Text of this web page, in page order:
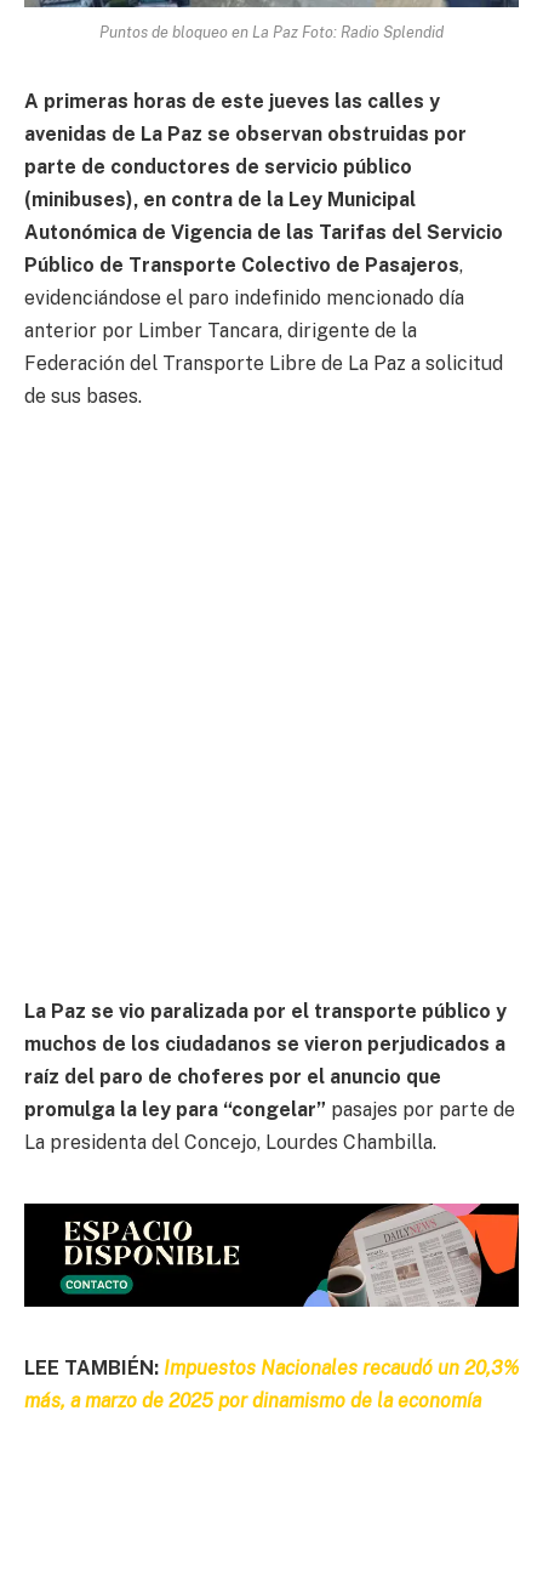
Puntos de bloqueo en La Paz Foto: Radio Splendid
A primeras horas de este jueves las calles y
avenidas de La Paz se observan obstruidas por
parte de conductores de servicio público
(minibuses), en contra de la Ley Municipal
Autonómica de Vigencia de las Tarifas del Servicio
Público de Transporte Colectivo de Pasajeros,
evidenciándose el paro indefinido mencionado día
anterior por Limber Tancara, dirigente de la
Federación del Transporte Libre de La Paz a solicitud
de sus bases.
La Paz se vio paralizada por el transporte público y
muchos de los ciudadanos se vieron perjudicados a
raíz del paro de choferes por el anuncio que
promulga la ley para “congelar” pasajes por parte de
La presidenta del Concejo, Lourdes Chambilla.
LEE TAMBIÉN: Impuestos Nacionales recaudó un 20,3%
más, a marzo de 2025 por dinamismo de la economía